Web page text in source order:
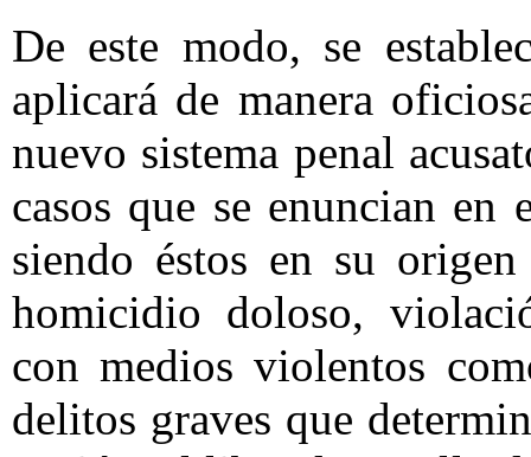
De este modo, se
aplicará de manera
nuevo sistema penal
casos que se enuncian
siendo éstos en su
homicidio doloso,
con medios violentos
delitos graves que